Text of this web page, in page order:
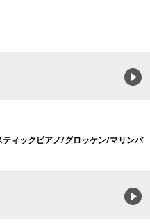
ィックピアノ/グロッケン/マリンバ